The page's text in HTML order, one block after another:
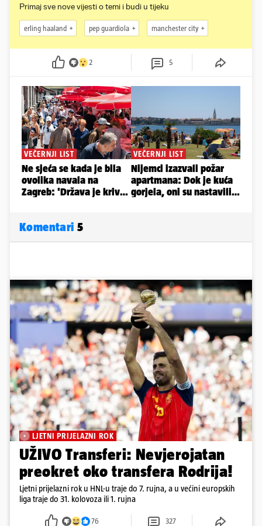
Primaj sve nove vijesti o temi i budi u tijeku
erling haaland pep guardiola manchester city
2 5
Komentari 5
LJETNI PRIJELAZNI ROK
UŽIVO Transferi: Nevjerojatan
preokret oko transfera Rodrija!
Ljetni prijelazni rok u HNL-u traje do 7. rujna, a u većini europskih
liga traje do 31. kolovoza ili 1. rujna
76 327